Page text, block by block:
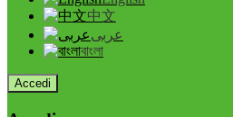
中文
عربى
বাংলা
Accedi